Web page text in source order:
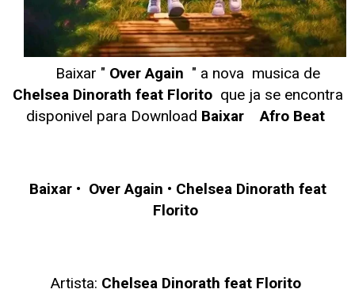
Baixar " Over Again " a nova musica de
Chelsea Dinorath feat Floritoque ja se encontra
disponivel para Download Baixar Afro Beat
Baixar • Over Again • Chelsea Dinorath feat
Florito
Artista: Chelsea Dinorath feat Florito